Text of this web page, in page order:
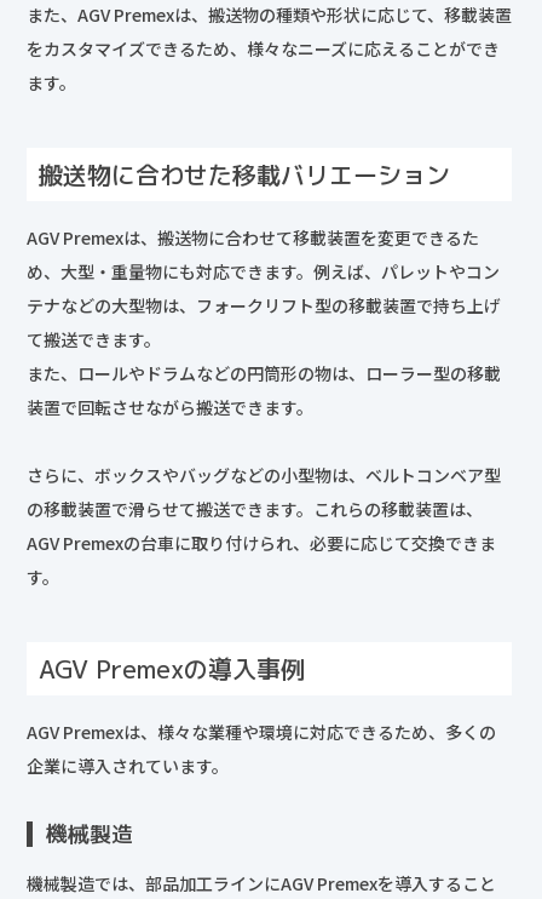
また、AGV Premexは、搬送物の種類や形状に応じて、移載装置
をカスタマイズできるため、様々なニーズに応えることができ
ます。
搬送物に合わせた移載バリエーション
AGV Premexは、搬送物に合わせて移載装置を変更できるた
め、大型・重量物にも対応できます。例えば、パレットやコン
テナなどの大型物は、フォークリフト型の移載装置で持ち上げ
て搬送できます。
また、ロールやドラムなどの円筒形の物は、ローラー型の移載
装置で回転させながら搬送できます。
さらに、ボックスやバッグなどの小型物は、ベルトコンベア型
の移載装置で滑らせて搬送できます。これらの移載装置は、
AGV Premexの台車に取り付けられ、必要に応じて交換できま
す。
AGV Premexの導入事例
AGV Premexは、様々な業種や環境に対応できるため、多くの
企業に導入されています。
機械製造
機械製造では、部品加工ラインにAGV Premexを導入すること